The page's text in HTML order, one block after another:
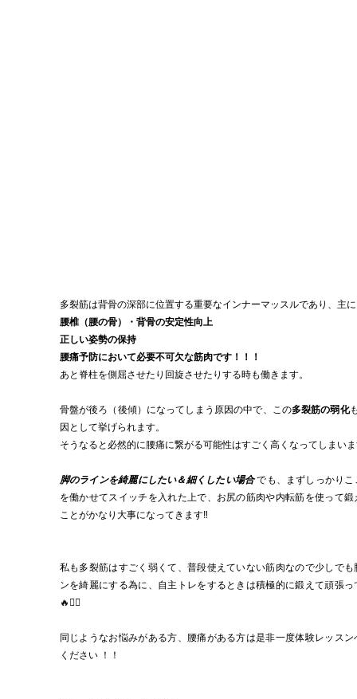
多裂筋は背骨の深部に位置する重要なインナーマッスルであり、主に
腰椎（腰の骨）・背骨の安定性向上
正しい姿勢の保持
腰痛予防において必要不可欠な筋肉です！！！
あと脊柱を側屈させたり回旋させたりする時も働きます。
骨盤が後ろ（後傾）になってしまう原因の中で、この多裂筋の弱化
因として挙げられます。
そうなると必然的に腰痛に繋がる可能性はすごく高くなってしまい
脚のラインを綺麗にしたい＆細くしたい場合 でも、まずしっかりこ
を働かせてスイッチを入れた上で、お尻の筋肉や内転筋を使って鍛
ことがかなり大事になってきます‼️
私も多裂筋はすごく弱くて、普段使えていない筋肉なので少しでも
ンを綺麗にする為に、自主トレをするときは積極的に鍛えて頑張っ
🔥✊🏽
同じようなお悩みがある方、腰痛がある方は是非一度体験レッスン
ください ！！